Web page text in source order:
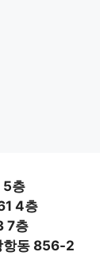
5층
4층
7층
항동 856-2